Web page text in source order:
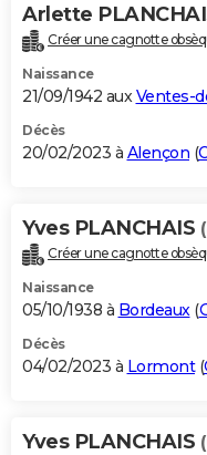
Arlette
Créer une cagnotte
Naissance
21/09/1942 auxVentes-
Décès
20/02/2023 à Alençon (
Yves PLANCHAIS
Créer une cagnotte
Naissance
05/10/1938 à Bordeaux(
Décès
04/02/2023 à Lormont(
Yves PLANCHAIS